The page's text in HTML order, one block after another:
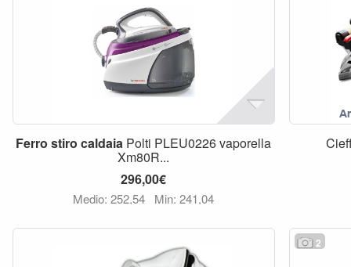
Ferro stiro caldaia Polti PLEU0226 vaporella
Xm80R...
296,00€
Medio: 252,54 Min: 241,04
2